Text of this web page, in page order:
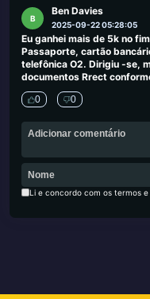
B
Ben Davies
2025-09-22 05:28:05
Eu ganhei mais de 5k no
Passaporte, cartão
telefônica O2. Dirigiu -se,
documentos Rrect
0 0
Li e concordo com os termos e